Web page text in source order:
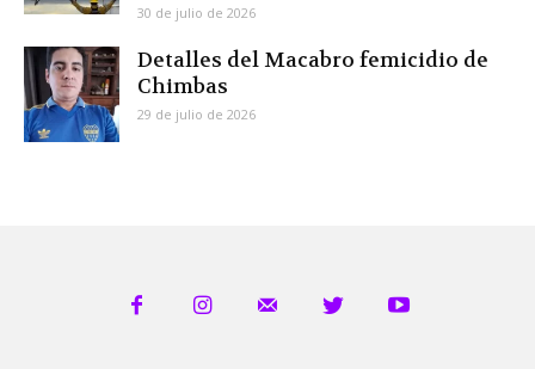
30 de julio de 2026
Detalles del Macabro femicidio de
Chimbas
29 de julio de 2026